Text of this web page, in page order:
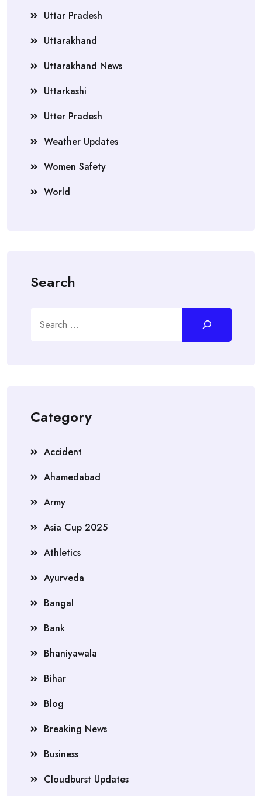
Uttar Pradesh
Uttarakhand
Uttarakhand News
Uttarkashi
Utter Pradesh
Weather Updates
Women Safety
World
Search
Category
Accident
Ahamedabad
Army
Asia Cup 2025
Athletics
Ayurveda
Bangal
Bank
Bhaniyawala
Bihar
Blog
Breaking News
Business
Cloudburst Updates